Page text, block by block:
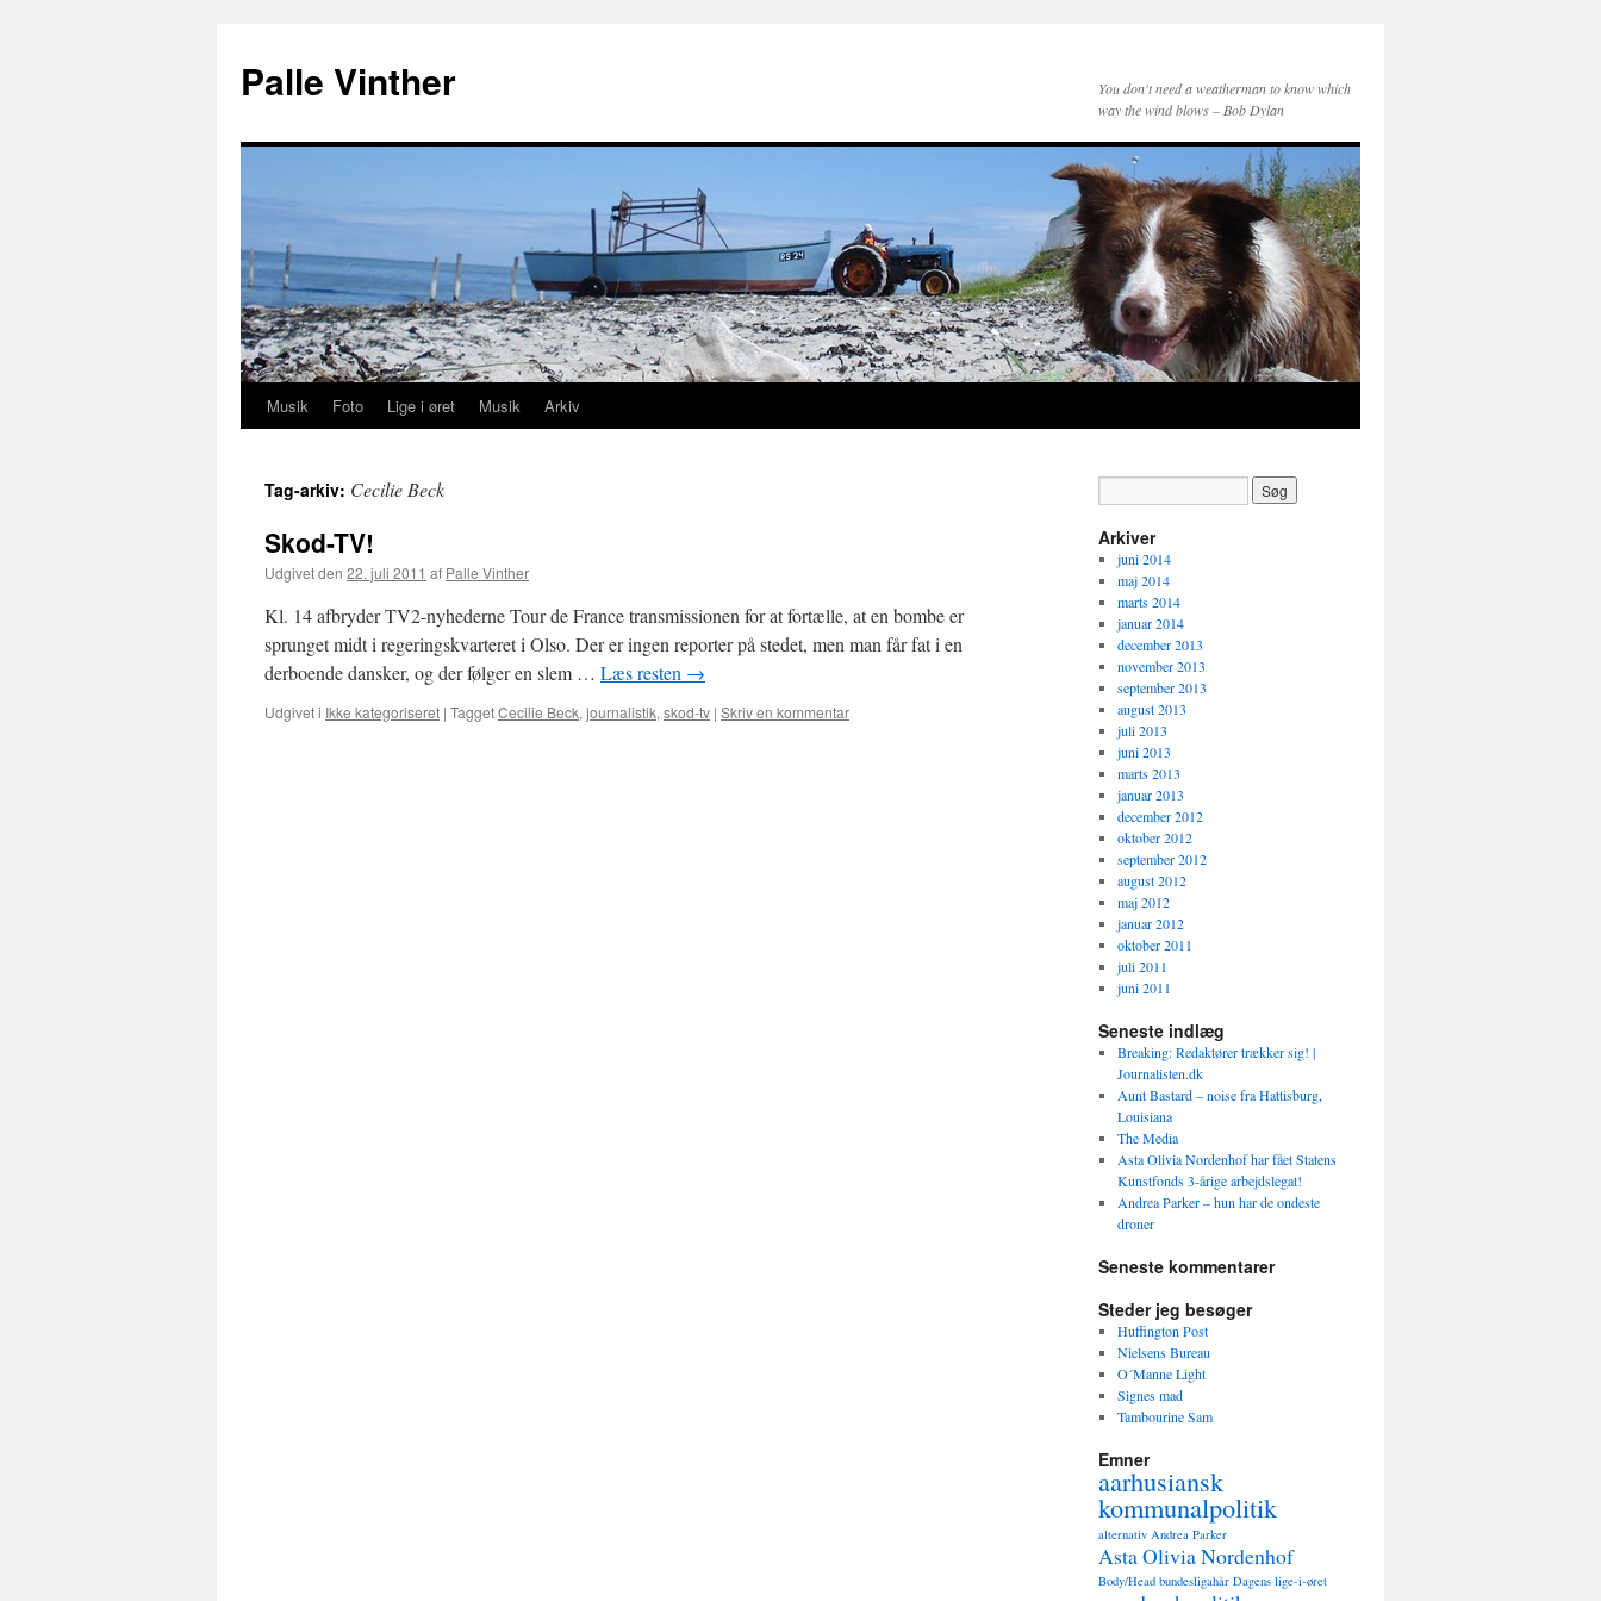
indhold
Palle Vinther
You don't need a weatherman to know which
way the wind blows – Bob Dylan
Musik Foto Lige i øret Musik Arkiv
Tag-arkiv: Cecilie Beck
Skod-TV!
Udgivet den 22. juli 2011 af Palle Vinther
Kl. 14 afbryder TV2-nyhederne Tour de France transmissionen for at fortælle, at en bombe er
sprunget midt i regeringskvarteret i Olso. Der er ingen reporter på stedet, men man får fat i en
derboende dansker, og der følger en slem … Læs resten →
Udgivet i Ikke kategoriseret | TaggetCecilie Beck, journalistik, skod-tv | Skriv en kommentar
Arkiver
juni 2014
maj 2014
marts 2014
januar 2014
december 2013
november 2013
september 2013
august 2013
juli 2013
juni 2013
marts 2013
januar 2013
december 2012
oktober 2012
september 2012
august 2012
maj 2012
januar 2012
oktober 2011
juli 2011
juni 2011
Seneste indlæg
Breaking: Redaktører trækker sig! |
Journalisten.dk
Aunt Bastard – noise fra Hattisburg,
Louisiana
The Media
Asta Olivia Nordenhof har fået Statens
Kunstfonds 3-årige arbejdslegat!
Andrea Parker – hun har de ondeste
droner
Seneste kommentarer
Steder jeg besøger
Huffington Post
Nielsens Bureau
O´Manne Light
Signes mad
Tambourine Sam
Emner
aarhusiansk
kommunalpolitik
alternativ Andrea Parker
Asta Olivia Nordenhof
Body/Head bundesligahår Dagens lige-i-øret